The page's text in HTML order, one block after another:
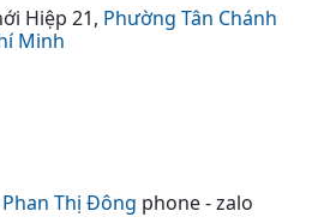
Hiệp 21, Phường Tân Chánh
Minh
Thị Đông phone - zalo